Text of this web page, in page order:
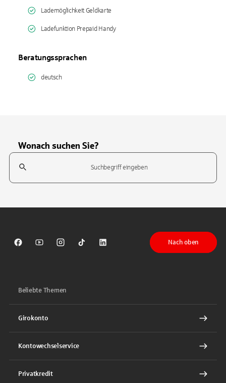
Lademöglichkeit Geldkarte
Ladefunktion Prepaid Handy
Beratungssprachen
deutsch
Wonach suchen Sie?
Suchfeld
Sparkasse auf Facebook
Sparkasse auf Youtube
Sparkasse auf Instagram
Sparkasse auf TikTok
Sparkasse auf LinkedIn
Nach oben
Beliebte Themen
Girokonto
Kontowechselservice
Privatkredit